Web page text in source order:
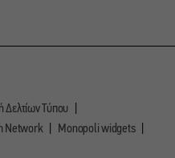
Δελτίων Τύπου
Network
Monopoli widgets